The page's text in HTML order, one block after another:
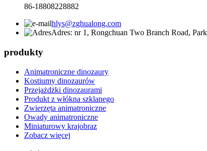
86-18808228882
hlys@zghualong.com
Adres: nr 1, Rongchuan Two Branch Road,
produkty
Animatroniczne dinozaury
Kostiumy dinozaurów
Przejażdżki dinozaurami
Produkt z włókna szklanego
Zwierzęta animatroniczne
Owady animatroniczne
Miniaturowy krajobraz
Zobacz więcej